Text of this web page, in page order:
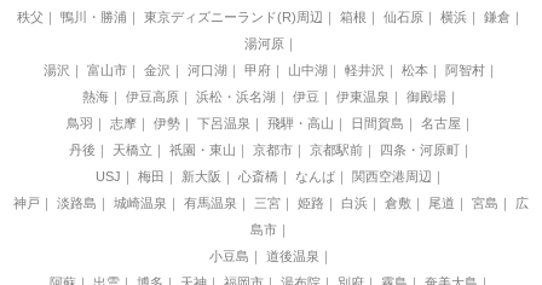
秩父
鴨川・勝浦 東京ディズニーランド(R)周辺 箱根 仙石原 横浜
鎌倉
湯河原
湯沢
富山市 金沢 河口湖 甲府 山中湖 軽井沢 松本
阿智村
熱海
伊豆高原 浜松・浜名湖 伊豆 伊東温泉
御殿場
鳥羽
志摩 伊勢 下呂温泉 飛騨・高山 日間賀島
名古屋
丹後
天橋立 祇園・東山 京都市 京都駅前
四条・河原町
USJ
梅田 新大阪 心斎橋 なんば
関西空港周辺
神戸
淡路島 城崎温泉 有馬温泉 三宮 姫路 白浜 倉敷 尾道 宮島
広
島市
小豆島
道後温泉